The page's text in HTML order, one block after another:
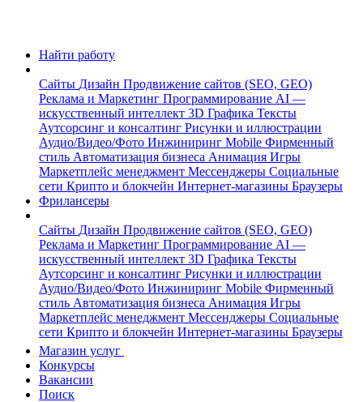
Найти работу
Сайты Дизайн Продвижение сайтов (SEO, GEO)
Реклама и Маркетинг Программирование AI —
искусственный интеллект 3D Графика Тексты
Аутсорсинг и консалтинг Рисунки и иллюстрации
Аудио/Видео/Фото Инжиниринг Mobile Фирменный
стиль Автоматизация бизнеса Анимация Игры
Маркетплейс менеджмент Мессенджеры Социальные
сети Крипто и блокчейн Интернет-магазины Браузеры
Фрилансеры
Сайты Дизайн Продвижение сайтов (SEO, GEO)
Реклама и Маркетинг Программирование AI —
искусственный интеллект 3D Графика Тексты
Аутсорсинг и консалтинг Рисунки и иллюстрации
Аудио/Видео/Фото Инжиниринг Mobile Фирменный
стиль Автоматизация бизнеса Анимация Игры
Маркетплейс менеджмент Мессенджеры Социальные
сети Крипто и блокчейн Интернет-магазины Браузеры
Магазин услуг
Конкурсы
Вакансии
Поиск